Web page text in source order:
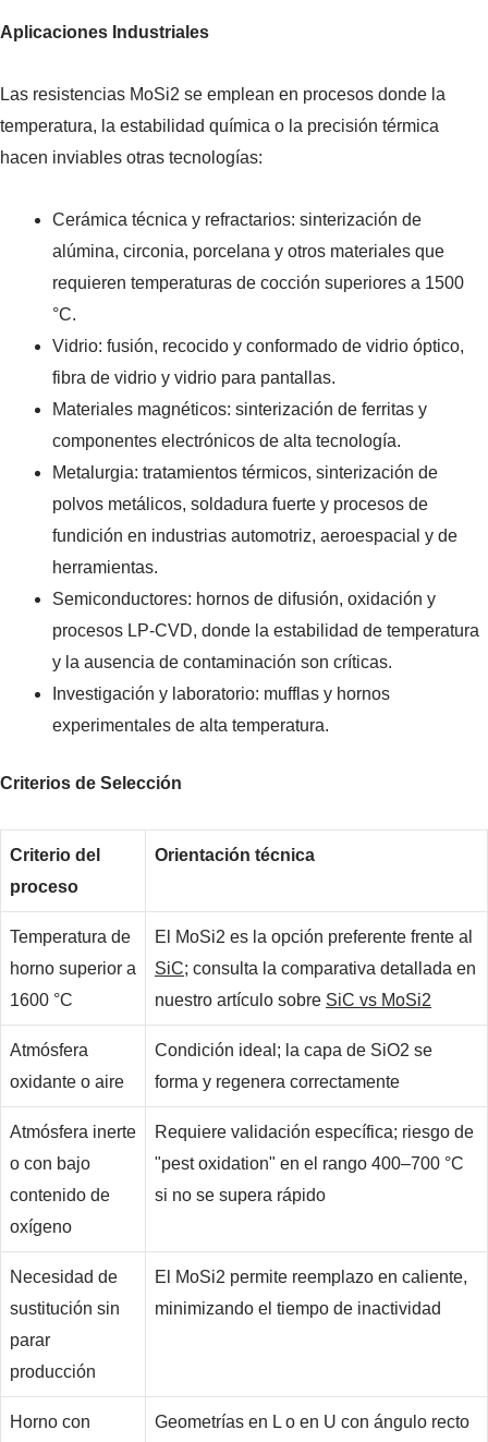
Aplicaciones Industriales
Las resistencias MoSi2 se emplean en procesos donde la
temperatura, la estabilidad química o la precisión térmica
hacen inviables otras tecnologías:
Cerámica técnica y refractarios: sinterización de
alúmina, circonia, porcelana y otros materiales que
requieren temperaturas de cocción superiores a 1500
°C.
Vidrio: fusión, recocido y conformado de vidrio óptico,
fibra de vidrio y vidrio para pantallas.
Materiales magnéticos: sinterización de ferritas y
componentes electrónicos de alta tecnología.
Metalurgia: tratamientos térmicos, sinterización de
polvos metálicos, soldadura fuerte y procesos de
fundición en industrias automotriz, aeroespacial y de
herramientas.
Semiconductores: hornos de difusión, oxidación y
procesos LP-CVD, donde la estabilidad de temperatura
y la ausencia de contaminación son críticas.
Investigación y laboratorio: mufflas y hornos
experimentales de alta temperatura.
Criterios de Selección
Criterio del
proceso
Orientación técnica
Temperatura de
horno superior a
1600 °C
El MoSi2 es la opción preferente frente al
SiC; consulta la comparativa detallada en
nuestro artículo sobre SiC vs MoSi2
Atmósfera
oxidante o aire
Condición ideal; la capa de SiO2 se
forma y regenera correctamente
Atmósfera inerte
o con bajo
contenido de
oxígeno
Requiere validación específica; riesgo de
"pest oxidation" en el rango 400–700 °C
si no se supera rápido
Necesidad de
sustitución sin
parar
producción
El MoSi2 permite reemplazo en caliente,
minimizando el tiempo de inactividad
Horno con
Geometrías en L o en U con ángulo recto